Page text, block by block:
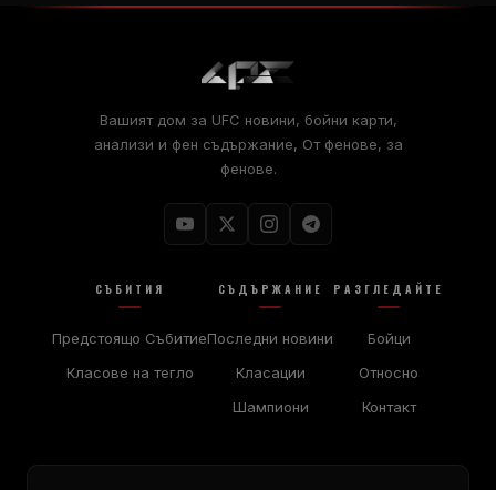
Вашият дом за UFC новини, бойни карти,
анализи и фен съдържание, От фенове, за
фенове.
СЪБИТИЯ
Предстоящо Събитие
Класове на тегло
СЪДЪРЖАНИЕ
Последни новини
Класации
Шампиони
РАЗГЛЕДАЙТЕ
Бойци
Относно
Контакт